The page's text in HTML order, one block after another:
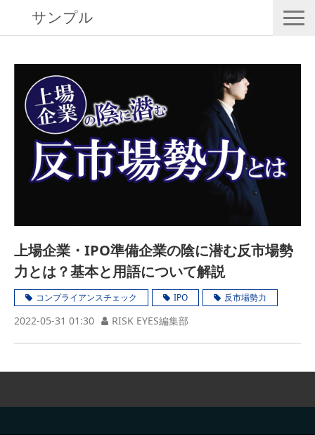
サンプル
動画で学ぶ
セミナー／イベント
eBooks
上場企業・IPO準備企業の陰に潜む反市場勢
力とは？基本と用語について解説
コンプライアンスチェック IPO 反市場勢力
2022-05-31 01:30 RISK EYES編集部